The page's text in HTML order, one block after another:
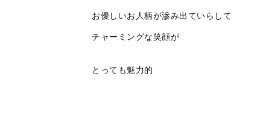
お優しいお人柄が滲み出ていらして
チャーミングな笑顔が
とっても魅力的